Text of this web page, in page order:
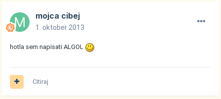
mojca cibej
1. oktober 2013
hotla sem napisati ALGOL
Citiraj